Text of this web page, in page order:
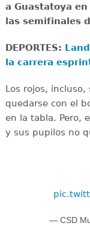
a Guastatoya
las semifinales
DEPORTES:
la carrera
Los rojos,
quedarse con el
en la tabla. Pero,
y sus pupilos no
— CSD